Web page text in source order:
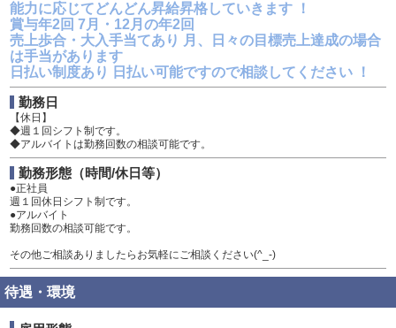
能力に応じてどんどん昇給昇格していきます ！
賞与年2回 7月・12月の年2回
売上歩合・大入手当てあり 月、日々の目標売上達成の場合
は手当があります
日払い制度あり 日払い可能ですので相談してください ！
勤務日
【休日】
◆週１回シフト制です。
◆アルバイトは勤務回数の相談可能です。
勤務形態（時間/休日等）
●正社員
週１回休日シフト制です。
●アルバイト
勤務回数の相談可能です。
その他ご相談ありましたらお気軽にご相談ください(^_-)
待遇・環境